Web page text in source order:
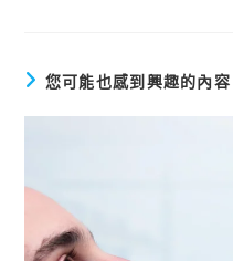
您可能也感到興趣的內容